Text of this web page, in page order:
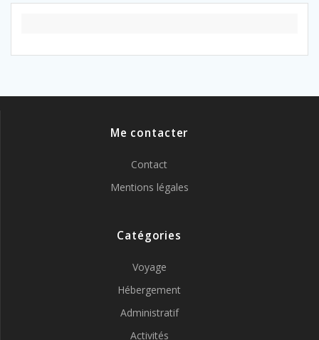
Me contacter
Contact
Mentions légales
Catégories
Voyage
Hébergement
Administratif
Activités